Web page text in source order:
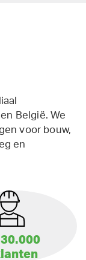
België. We
voor bouw,
en
30.000